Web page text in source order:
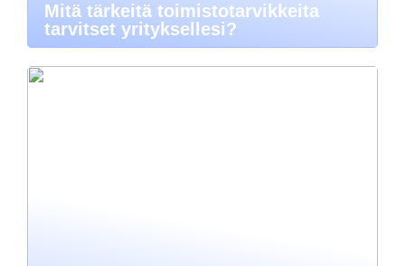
Mitä tärkeitä toimistotarvikkeita
tarvitset yrityksellesi?